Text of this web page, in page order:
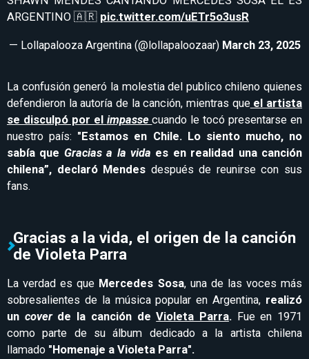
ARGENTINO 🇦🇷 pic.twitter.com/uETr5o3usR
— Lollapalooza Argentina (@lollapaloozaar) March 23, 2025
La confusión generó la molestia del publico chileno quienes
defendieron la autoría de la canción, mientras queel artista
se disculpó por el impassecuando le tocó presentarse en
nuestro país: "Estamos en Chile. Lo siento mucho, no
sabía que Gracias a la vida es en realidad una canción
chilena”, declaró Mendes después de reunirse con sus
fans.
Gracias a la vida, el origen de la canción
de Violeta Parra
La verdad es que Mercedes Sosa, una de las voces más
sobresalientes de la música popular en Argentina, realizó
un cover de la canción deVioleta Parra. Fue en 1971
como parte de su álbum dedicado a la artista chilena
llamado "Homenaje a Violeta Parra".